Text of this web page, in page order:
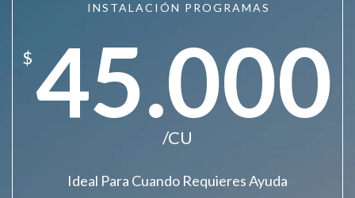
INSTALACIÓN PROGRAMAS
$45.000
/CU
Ideal Para Cuando Requieres Ayuda